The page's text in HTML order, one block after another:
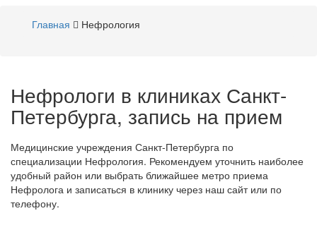
Главная Нефрология
Нефрологи в клиниках Санкт-
Петербурга, запись на прием
Медицинские учреждения Санкт-Петербурга по
специализации Нефрология. Рекомендуем уточнить наиболее
удобный район или выбрать ближайшее метро приема
Нефролога и записаться в клинику через наш сайт или по
телефону.